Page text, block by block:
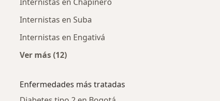
Internistas en Suba
Internistas en Engativá
Ver más (12)
Enfermedades más tratadas